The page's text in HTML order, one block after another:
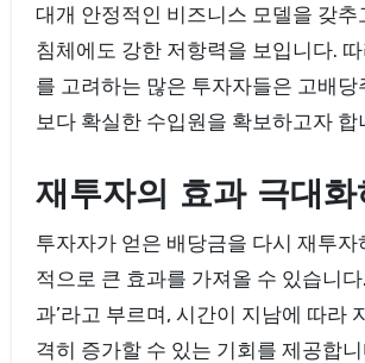
대개 안정적인 비즈니스 모델을 갖추
침체에도 강한 저항력을 보입니다.
를 고려하는 많은 투자자들은 고배당
보다 확실한 수입원을 확보하고자 합
재투자의 효과 극대화
투자자가 얻은 배당금을 다시 재투자
적으로 큰 효과를 가져올 수 있습니다
과’라고 부르며, 시간이 지남에 따라
격히 증가할 수 있는 기회를 제공합